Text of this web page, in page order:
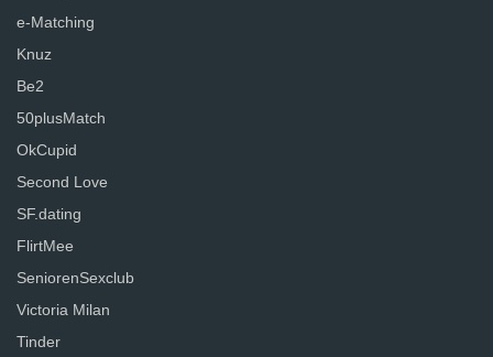
e-Matching
Knuz
Be2
50plusMatch
OkCupid
Second Love
SF.dating
FlirtMee
SeniorenSexclub
Victoria Milan
Tinder